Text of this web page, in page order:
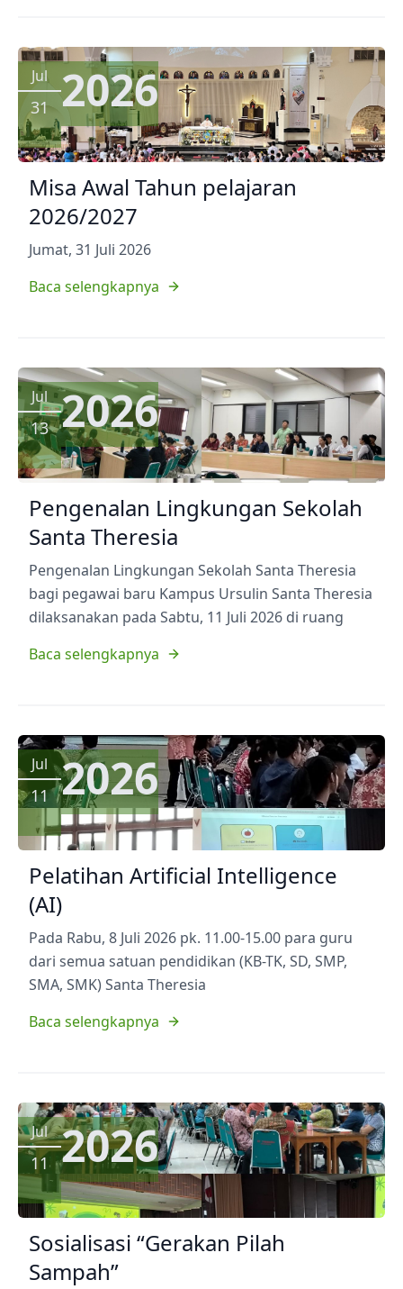
Jul
31 2026
Misa Awal Tahun pelajaran
2026/2027
Jumat, 31 Juli 2026
Baca selengkapnya
Jul
13 2026
Pengenalan Lingkungan Sekolah
Santa Theresia
Pengenalan Lingkungan Sekolah Santa Theresia
bagi pegawai baru Kampus Ursulin Santa Theresia
dilaksanakan pada Sabtu, 11 Juli 2026 di ruang
Baca selengkapnya
Jul
11 2026
Pelatihan Artificial Intelligence
(AI)
Pada Rabu, 8 Juli 2026 pk. 11.00-15.00 para guru
dari semua satuan pendidikan (KB-TK, SD, SMP,
SMA, SMK) Santa Theresia
Baca selengkapnya
Jul
11 2026
Sosialisasi “Gerakan Pilah
Sampah”